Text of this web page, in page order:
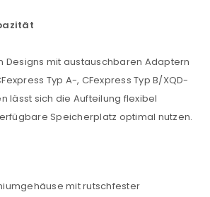
Designs mit austauschbaren Adaptern
Typ A-, CFexpress Typ B/XQD-
lässt sich die Aufteilung flexibel
Speicherplatz optimal nutzen.
mit rutschfester